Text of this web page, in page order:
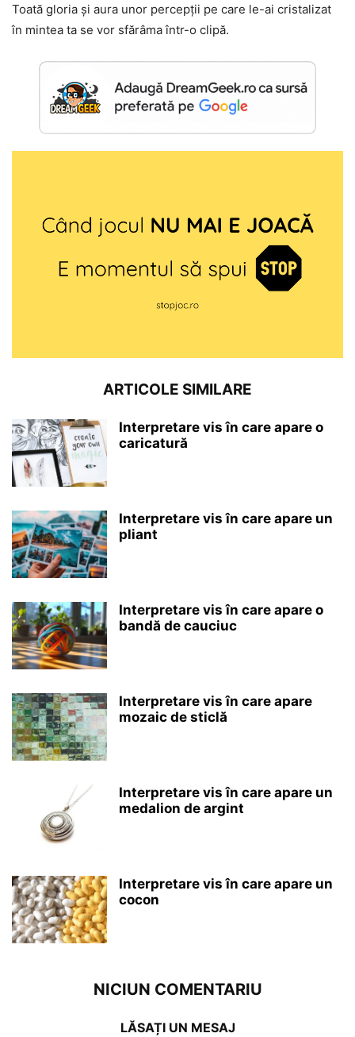
Toată gloria și aura unor percepții pe care le-ai cristalizat
în mintea ta se vor sfărâma într-o clipă.
ARTICOLE SIMILARE
Interpretare vis în care apare o
caricatură
Interpretare vis în care apare un
pliant
Interpretare vis în care apare o
bandă de cauciuc
Interpretare vis în care apare
mozaic de sticlă
Interpretare vis în care apare un
medalion de argint
Interpretare vis în care apare un
cocon
NICIUN COMENTARIU
LĂSAȚI UN MESAJ